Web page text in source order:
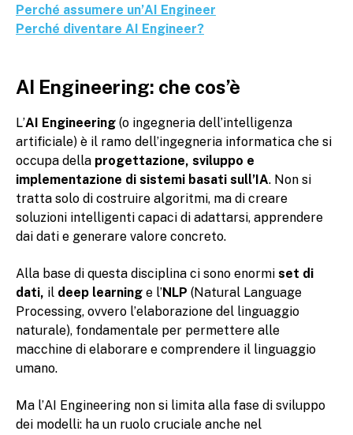
Perché assumere un’AI Engineer
Perché diventare AI Engineer?
AI Engineering: che cos’è
L’AI Engineering (o ingegneria dell’intelligenza
artificiale) è il ramo dell’ingegneria informatica che si
occupa della progettazione, sviluppo e
implementazione di sistemi basati sull’IA. Non si
tratta solo di costruire algoritmi, ma di creare
soluzioni intelligenti capaci di adattarsi, apprendere
dai dati e generare valore concreto.
Alla base di questa disciplina ci sono enormi set di
dati, il deep learning e l’NLP (Natural Language
Processing, ovvero l’elaborazione del linguaggio
naturale), fondamentale per permettere alle
macchine di elaborare e comprendere il linguaggio
umano.
Ma l’AI Engineering non si limita alla fase di sviluppo
dei modelli: ha un ruolo cruciale anche nel